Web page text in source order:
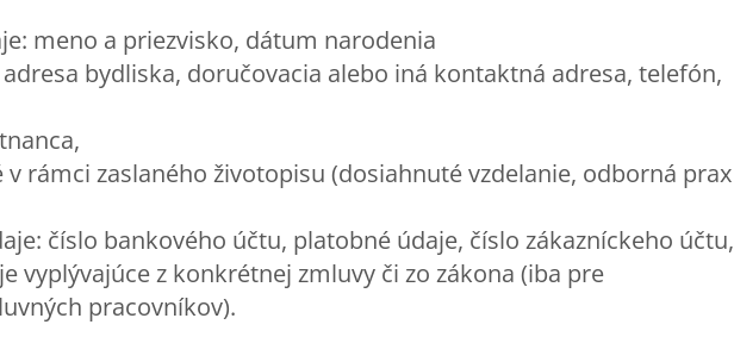
meno a priezvisko, dátum narodenia
bydliska, doručovacia alebo iná kontaktná adresa, telefón,
rámci zaslaného životopisu (dosiahnuté vzdelanie, odborná prax
číslo bankového účtu, platobné údaje, číslo zákazníckeho účtu,
vyplývajúce z konkrétnej zmluvy či zo zákona (iba pre
pracovníkov).